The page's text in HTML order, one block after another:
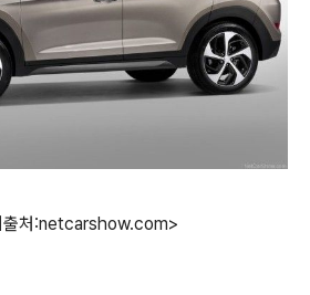
출처:netcarshow.com>